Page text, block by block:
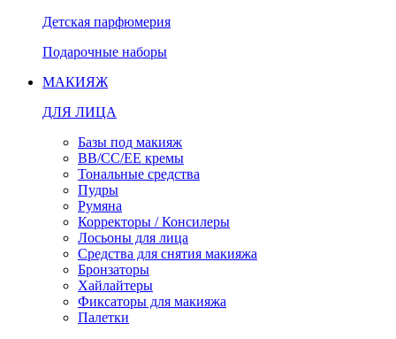
Детская парфюмерия
Подарочные наборы
МАКИЯЖ
ДЛЯ ЛИЦА
Базы под макияж
BB/CC/EE кремы
Тональные средства
Пудры
Румяна
Корректоры / Консилеры
Лосьоны для лица
Средства для снятия макияжа
Бронзаторы
Хайлайтеры
Фиксаторы для макияжа
Палетки